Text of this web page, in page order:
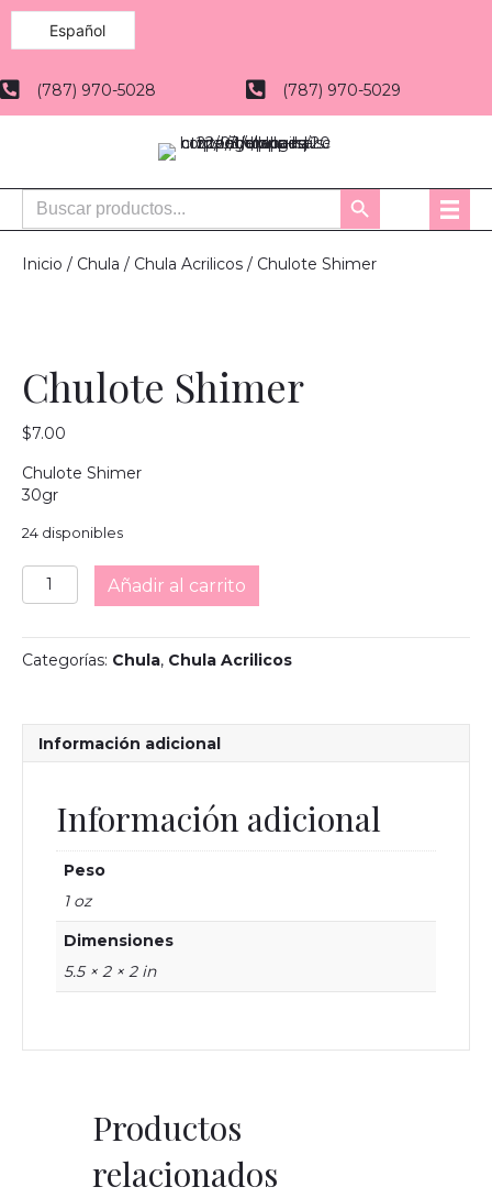
Español
(787) 970-5028 (787) 970-5029
Buscar:
Botón
de
búsqueda
Inicio / Chula / Chula Acrilicos / Chulote Shimer
Chulote Shimer
$7.00
Chulote Shimer
30gr
24 disponibles
Chulote
Shimer
Añadir al carrito
Categorías: Chula, Chula Acrilicos
Información adicional
Información adicional
Peso
1 oz
Dimensiones
5.5 × 2 × 2 in
Productos
relacionados